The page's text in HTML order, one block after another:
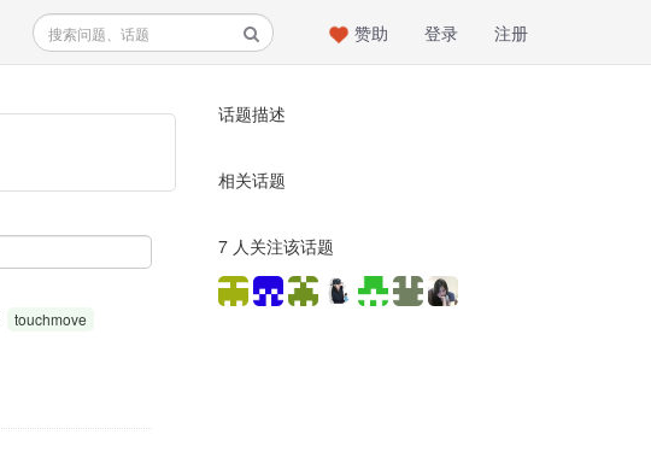
注册
登录
赞助
touchmove
话题描述
相关话题
7 人关注该话题